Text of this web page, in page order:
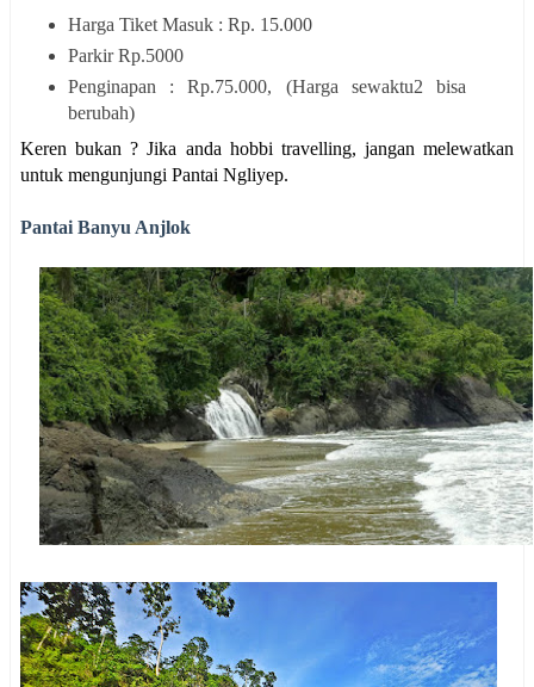
Harga Tiket Masuk : Rp. 15.000
Parkir Rp.5000
Penginapan : Rp.75.000, (Harga sewaktu2 bisa
berubah)
Keren bukan ? Jika anda hobbi travelling, jangan melewatkan
untuk mengunjungi Pantai Ngliyep.
Pantai Banyu Anjlok